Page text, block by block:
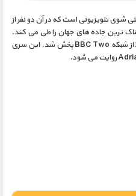
شوی تلویزیونی است که در آن دو نفر از
ترین جاده های جهان را طی می کنند.
اولین قسمت این برنامه در سال 2011 از شبکه BBC Two پخش شد. این سری